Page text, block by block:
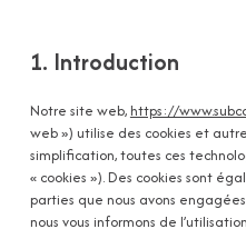
1. Introduction
Notre site web, https://
web ») utilise des cookies et
simplification, toutes ces
« cookies »). Des cookies sont
parties que nous avons
nous vous informons de